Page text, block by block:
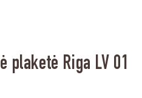
plaketė Riga LV 01